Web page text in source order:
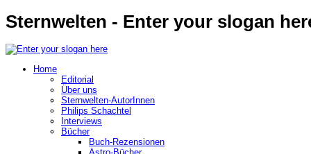
Sternwelten - Enter your slogan
Home
Editorial
Über uns
Sternwelten-AutorInnen
Philips Schachtel
Interviews
Bücher
Buch-Rezensionen